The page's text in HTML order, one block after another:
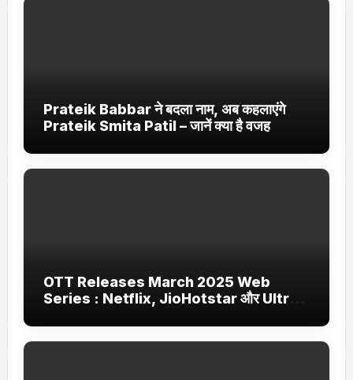
Prateik Babbar ने बदला नाम, अब कहलाएंगे
Prateik Smita Patil – जानें क्या है वजह
OTT Releases March 2025 Web
Series : Netflix, JioHotstar और Ultra